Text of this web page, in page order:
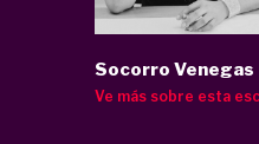
Socorro Venegas
Ve más sobre esta